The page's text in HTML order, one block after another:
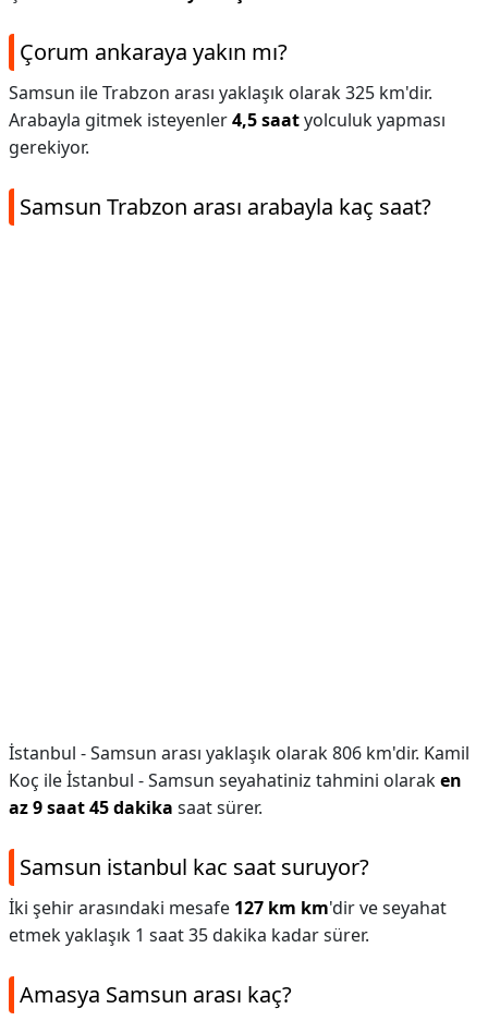
Çorum ankaraya yakın mı?
Samsun ile Trabzon arası yaklaşık olarak 325 km'dir.
Arabayla gitmek isteyenler4,5 saatyolculuk yapması
gerekiyor.
Samsun Trabzon arası arabayla kaç saat?
İstanbul - Samsun arası yaklaşık olarak 806 km'dir. Kamil
Koç ile İstanbul - Samsun seyahatiniz tahmini olaraken
az 9 saat 45 dakika saat sürer.
Samsun istanbul kac saat suruyor?
İki şehir arasındaki mesafe 127 km km'dir ve seyahat
etmek yaklaşık 1 saat 35 dakika kadar sürer.
Amasya Samsun arası kaç?